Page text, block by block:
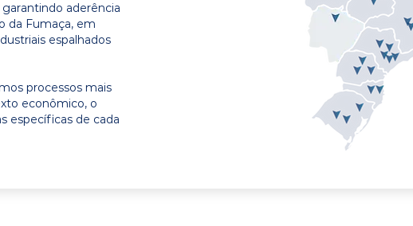
aderência
da Fumaça, em
espalhados
processos mais
econômico, o
específicas de cada